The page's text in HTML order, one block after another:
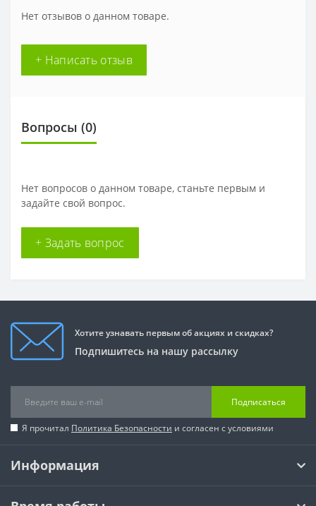
Нет отзывов о данном товаре.
+ Написать отзыв
Вопросы (0)
Нет вопросов о данном товаре, станьте первым и
задайте свой вопрос.
+ Задать вопрос
Хотите узнавать первым об акциях и скидках?
Подпишитесь на нашу рассылку
Подписаться
Я прочитал Политика Безопасности и согласен с условиями
Информация